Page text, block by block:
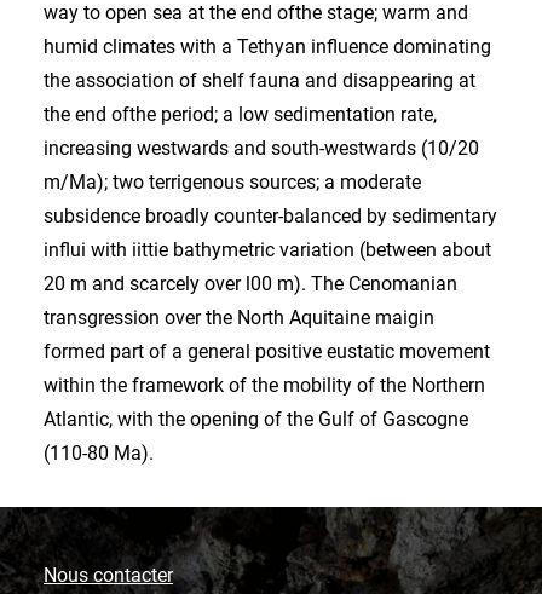
way to open sea at the end ofthe stage; warm and
humid climates with a Tethyan influence dominating
the association of shelf fauna and disappearing at
the end ofthe period; a low sedimentation rate,
increasing westwards and south-westwards (10/20
m/Ma); two terrigenous sources; a moderate
subsidence broadly counter-balanced by sedimentary
influi with iittie bathymetric variation (between about
20 m and scarcely over l00 m). The Cenomanian
transgression over the North Aquitaine maigin
formed part of a general positive eustatic movement
within the framework of the mobility of the Northern
Atlantic, with the opening of the Gulf of Gascogne
(110-80 Ma).
Nous contacter